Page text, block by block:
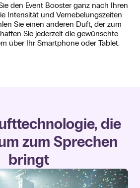
den Event Booster ganz nach Ihren
Intensität und Vernebelungszeiten
Sie einen anderen Duft, der zum
Sie jederzeit die gewünschte
über Ihr Smartphone oder Tablet.
die
zum Sprechen
bringt